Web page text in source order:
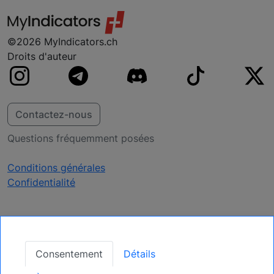
©2026 MyIndicators.ch
Droits d'auteur
Contactez-nous
Questions fréquemment posées
Conditions générales
Confidentialité
jourConsentement Détails